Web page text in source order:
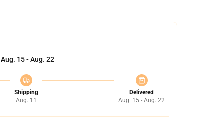
Aug. 15 - Aug. 22
Shipping
Aug. 11
Delivered
Aug. 15 - Aug. 22